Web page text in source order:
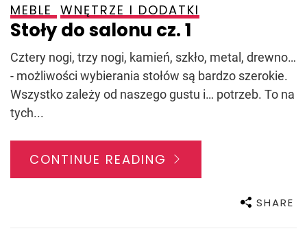
MEBLE WNĘTRZE I DODATKI
Stoły do salonu cz. 1
Cztery nogi, trzy nogi, kamień, szkło, metal, drewno…
- możliwości wybierania stołów są bardzo szerokie.
Wszystko zależy od naszego gustu i… potrzeb. To na
tych...
CONTINUE READING
SHARE